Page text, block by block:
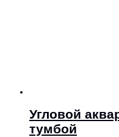
Угловой
тумбой